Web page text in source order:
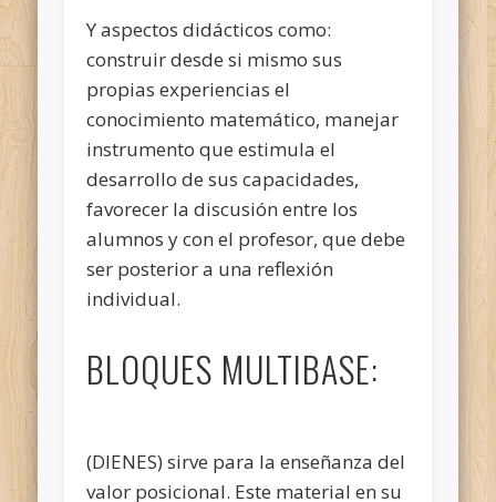
Y aspectos didácticos como:
construir desde si mismo sus
propias experiencias el
conocimiento matemático, manejar
instrumento que estimula el
desarrollo de sus capacidades,
favorecer la discusión entre los
alumnos y con el profesor, que debe
ser posterior a una reflexión
individual.
BLOQUES MULTIBASE:
(DIENES) sirve para la enseñanza del
valor posicional. Este material en su